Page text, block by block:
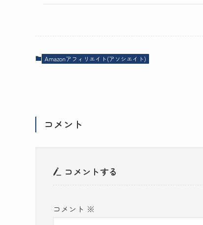
Amazonアフィリエイト(アソシエイト)
コメント
コメントする
コメント ※